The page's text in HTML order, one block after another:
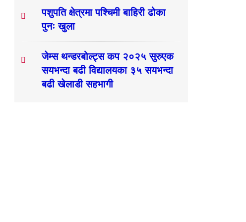
पशुपति क्षेत्रमा पश्चिमी बाहिरी ढोका
पुनः खुला
जेम्स थन्डरबोल्ट्स कप २०२५ सुरुएक
सयभन्दा बढी विद्यालयका ३५ सयभन्दा
बढी खेलाडी सहभागी